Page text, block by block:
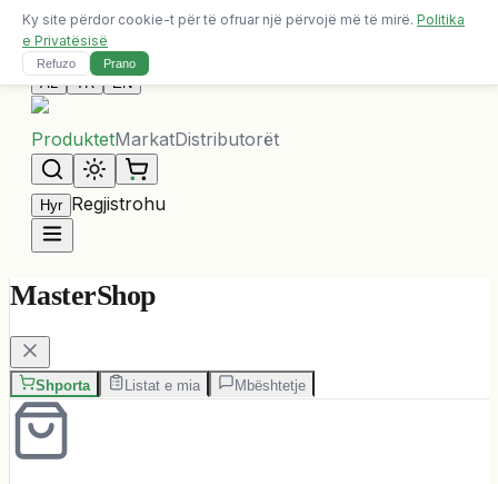
Dërgesa falas për porosi mbi 10,000 ALL
Na Kontaktoni
AL TR EN
ProduktetMarkatDistributorët
Hyr Regjistrohu
MasterShop
Shporta Listat e mia Mbështetje
Ky site përdor cookie-t për të ofruar një përvojë më të mirë. Politika
e Privatësisë
Refuzo Prano